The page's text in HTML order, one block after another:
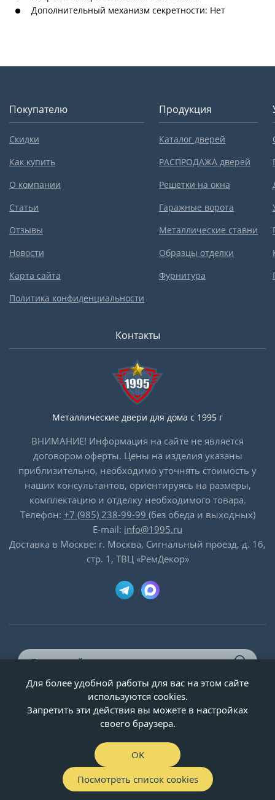
Дополнительный механизм секретности: Нет
Покупателю
Скидки
Как купить
О компании
Статьи
Отзывы
Новости
Карта сайта
Политика конфиденциальности
Продукция
Каталог дверей
РАСПРОДАЖА дверей
Решетки на окна
Гаражные ворота
Металлические ставни
Образцы отделки
Фурнитура
Контакты
Металлические двери для дома с 1995 г
ВНИМАНИЕ! Информация на сайте не является
договором оферты. Цены на изделия указаны
приблизительно, необходимо уточнять стоимость у
наших консультантов, ориентируясь на размеры,
комплектацию и отделку необходимого товара.
Телефон: +7 (985) 238-99-99 (без обеда и выходных)
E-mail: info@1995.ru
Доставка в Москве: г. Москва, Сигнальный проезд, д. 16,
стр. 1, ТВЦ «РемДекор»
© ООО «Двери-и-точка», ИНН 5020092947, 1995-2026 г.
Для более удобной работы для вас на этом сайте
используются cookies.
Запретить эти действия вы можете в настройках
своего браузера.
OK
Посмотреть список cookies